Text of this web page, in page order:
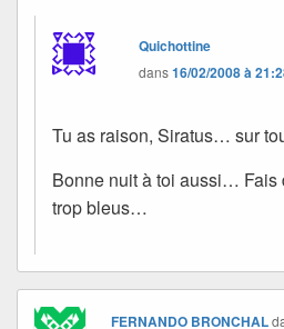
Quichottine
dans16/02/2008 à
Tu as raison, Siratus… sur
Bonne nuit à toi aussi… Fais
trop bleus…
FERNANDO BRONCHAL